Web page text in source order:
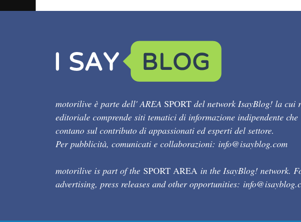
motorilive è parte dell' AREA SPORT del network IsayBlog! la cui
editoriale comprende siti tematici di informazione indipendente che
contano sul contributo di appassionati ed esperti del settore.
Per pubblicità, comunicati e collaborazioni: info@isayblog.com
motorilive is part of the SPORT AREA in the IsayBlog! network.
advertising, press releases and other opportunities: